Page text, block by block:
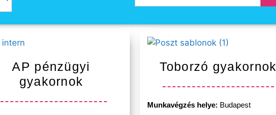
AP pénzügyi
gyakornok
Toborzó gyakornok
Munkavégzés helye: Budapest